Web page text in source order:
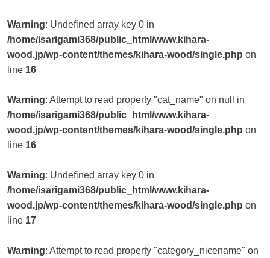
Warning: Undefined array key 0 in
/home/isarigami368/public_html/www.kihara-
wood.jp/wp-content/themes/kihara-wood/single.php on
line 16
Warning: Attempt to read property "cat_name" on null in
/home/isarigami368/public_html/www.kihara-
wood.jp/wp-content/themes/kihara-wood/single.php on
line 16
Warning: Undefined array key 0 in
/home/isarigami368/public_html/www.kihara-
wood.jp/wp-content/themes/kihara-wood/single.php on
line 17
Warning: Attempt to read property "category_nicename" on